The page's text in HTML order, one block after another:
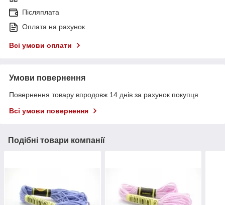
Післяплата
Оплата на рахунок
Всі умови оплати
Умови повернення
Повернення товару впродовж 14 днів за рахунок покупця
Всі умови повернення
Подібні товари компанії